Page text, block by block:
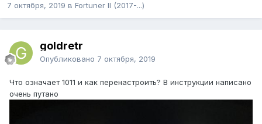
7 октября, 2019 в Fortuner II (2017-...)
goldretr
Опубликовано 7 октября, 2019
Что означает 1011 и как перенастроить? В инструкции написано
очень путано